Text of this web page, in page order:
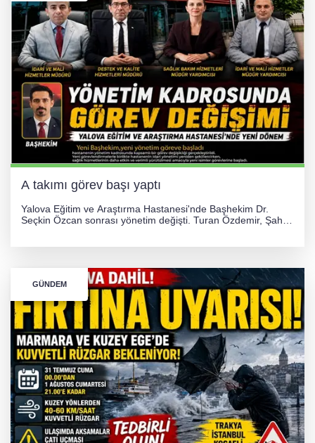
A takımı görev başı yaptı
Yalova Eğitim ve Araştırma Hastanesi'nde Başhekim Dr.
Seçkin Özcan sonrası yönetim değişti. Turan Özdemir, Şahin
GÜNDEM